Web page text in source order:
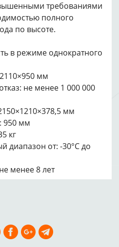
требованиями
полного
по высоте.
в режиме однократного
мм
не менее 1 000 000
мм
950 мм
кг
диапазон от: -30°C до
менее 8 лет